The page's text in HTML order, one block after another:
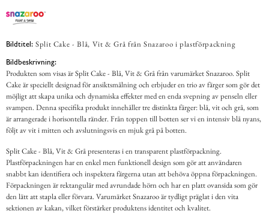
Bildtitel: Split Cake - Blå, Vit & Grå från Snazaroo i plastförpackning
Bildbeskrivning:
Produkten som visas är Split Cake - Blå, Vit & Grå från varumärket Snazaroo. Split
Cake är speciellt designad för ansiktsmålning och erbjuder en trio av färger som gör det
möjligt att skapa unika och dynamiska effekter med en enda svepning av penseln eller
svampen. Denna specifika produkt innehåller tre distinkta färger: blå, vit och grå, som
är arrangerade i horisontella ränder. Från toppen till botten ser vi en intensiv blå nyans,
följt av vit i mitten och avslutningsvis en mjuk grå på botten.
Split Cake - Blå, Vit & Grå presenteras i en transparent plastförpackning.
Plastförpackningen har en enkel men funktionell design som gör att användaren
snabbt kan identifiera och inspektera färgerna utan att behöva öppna förpackningen.
Förpackningen är rektangulär med avrundade hörn och har en platt ovansida som gör
den lätt att stapla eller förvara. Varumärket Snazaroo är tydligt präglat i den vita
sektionen av kakan, vilket förstärker produktens identitet och kvalitet.